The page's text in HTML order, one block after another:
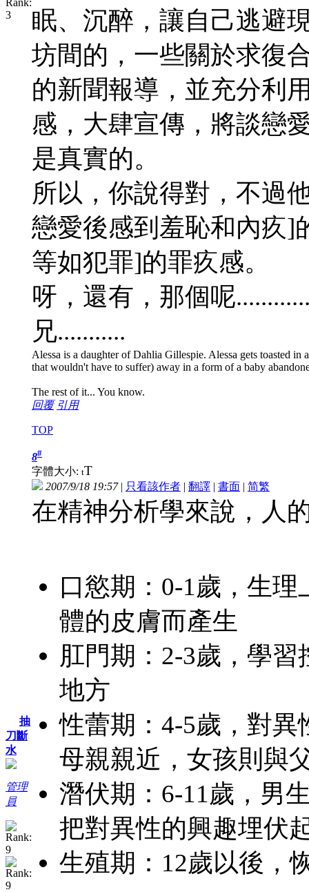
眠、沉醉，讓自己逃避
坊間的，一些關於求復
的新聞報導，並充分利
感，大肆宣傳，將談戀
是真實的。
所以，你說得對，不過
戀愛後感到羞恥和內疚]
等如犯罪]的罪疚感。
呀，還有，那個呢
兄...........
Alessa is a daughter of Dahlia Gillespie. Alessa gets toasted in
that wouldn't have to suffer) away in a form of a baby
The rest of it... You know.
回覆 引用
TOP
抽
刀斷
水
管理
員
8#
字體大小: tT
2007/9/18 19:57| 只看該作者 | 翻譯 | 書面 | 简繁
在精神分析學來說，人
口慾期：0-1歲，生
體的皮膚而產生
肛門期：2-3歲，學
地方
性蕾期：4-5歲，對
母親親近，女孩則與
潛伏期：6-11歲，男
把對異性的興趣埋伏
生殖期：12歲以後，